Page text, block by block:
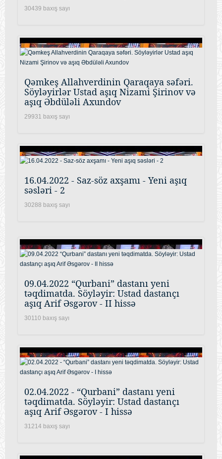
30439 baxış sayı
Qəmkeş Allahverdinin Qaraqaya səfəri.
Söyləyirlər Ustad aşıq Nizami Şirinov və
aşıq Əbdüləli Axundov
29931 baxış sayı
16.04.2022 - Saz-söz axşamı - Yeni aşıq
səsləri - 2
30288 baxış sayı
09.04.2022 “Qurbani” dastanı yeni
təqdimatda. Söyləyir: Ustad dastançı
aşıq Arif Əsgərov - II hissə
30110 baxış sayı
02.04.2022 - “Qurbani” dastanı yeni
təqdimatda. Söyləyir: Ustad dastançı
aşıq Arif Əsgərov - I hissə
31214 baxış sayı